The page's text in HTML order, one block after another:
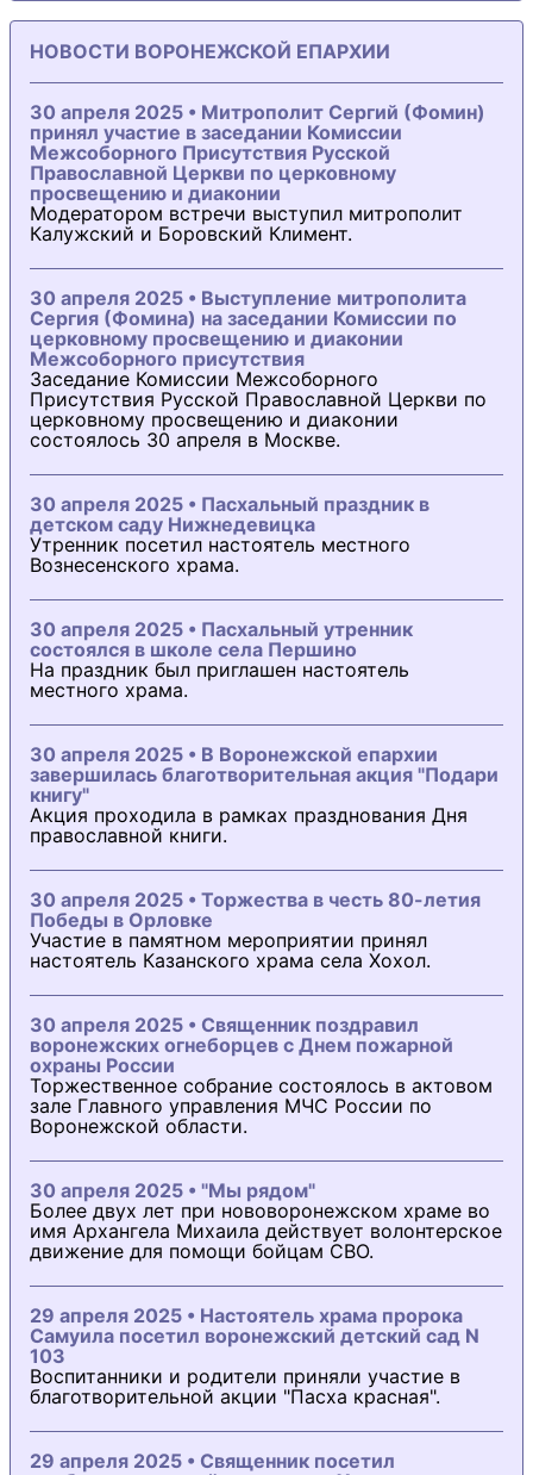
НОВОСТИ ВОРОНЕЖСКОЙ ЕПАРХИИ
30 апреля 2025 • Митрополит Сергий (Фомин)
принял участие в заседании Комиссии
Межсоборного Присутствия Русской
Православной Церкви по церковному
просвещению и диаконии
Модератором встречи выступил митрополит
Калужский и Боровский Климент.
30 апреля 2025 • Выступление митрополита
Сергия (Фомина) на заседании Комиссии по
церковному просвещению и диаконии
Межсоборного присутствия
Заседание Комиссии Межсоборного
Присутствия Русской Православной Церкви по
церковному просвещению и диаконии
состоялось 30 апреля в Москве.
30 апреля 2025 • Пасхальный праздник в
детском саду Нижнедевицка
Утренник посетил настоятель местного
Вознесенского храма.
30 апреля 2025 • Пасхальный утренник
состоялся в школе села Першино
На праздник был приглашен настоятель
местного храма.
30 апреля 2025 • В Воронежской епархии
завершилась благотворительная акция "Подари
книгу"
Акция проходила в рамках празднования Дня
православной книги.
30 апреля 2025 • Торжества в честь 80-летия
Победы в Орловке
Участие в памятном мероприятии принял
настоятель Казанского храма села Хохол.
30 апреля 2025 • Священник поздравил
воронежских огнеборцев с Днем пожарной
охраны России
Торжественное собрание состоялось в актовом
зале Главного управления МЧС России по
Воронежской области.
30 апреля 2025 • "Мы рядом"
Более двух лет при нововоронежском храме во
имя Архангела Михаила действует волонтерское
движение для помощи бойцам СВО.
29 апреля 2025 • Настоятель храма пророка
Самуила посетил воронежский детский сад N
103
Воспитанники и родители приняли участие в
благотворительной акции "Пасха красная".
29 апреля 2025 • Священник посетил